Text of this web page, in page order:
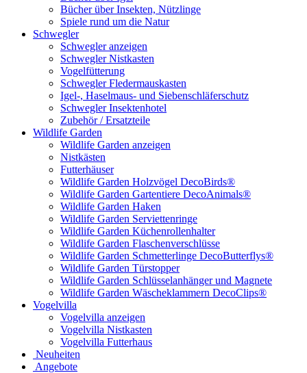
Bücher über Insekten, Nützlinge
Spiele rund um die Natur
Schwegler
Schwegler anzeigen
Schwegler Nistkasten
Vogelfütterung
Schwegler Fledermauskasten
Igel-, Haselmaus- und Siebenschläferschutz
Schwegler Insektenhotel
Zubehör / Ersatzteile
Wildlife Garden
Wildlife Garden anzeigen
Nistkästen
Futterhäuser
Wildlife Garden Holzvögel DecoBirds®
Wildlife Garden Gartentiere DecoAnimals®
Wildlife Garden Haken
Wildlife Garden Serviettenringe
Wildlife Garden Küchenrollenhalter
Wildlife Garden Flaschenverschlüsse
Wildlife Garden Schmetterlinge DecoButterflys®
Wildlife Garden Türstopper
Wildlife Garden Schlüsselanhänger und Magnete
Wildlife Garden Wäscheklammern DecoClips®
Vogelvilla
Vogelvilla anzeigen
Vogelvilla Nistkasten
Vogelvilla Futterhaus
Neuheiten
Angebote